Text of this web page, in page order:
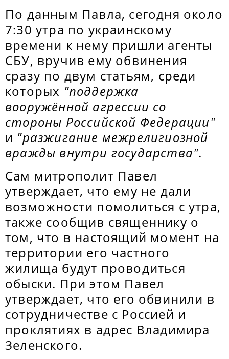
По данным Павла, сегодня около
7:30 утра по украинскому
времени к нему пришли агенты
СБУ, вручив ему обвинения
сразу по двум статьям, среди
которых "поддержка
вооружённой агрессии со
стороны Российской Федерации"
и "разжигание межрелигиозной
вражды внутри государства".
Сам митрополит Павел
утверждает, что ему не дали
возможности помолиться с утра,
также сообщив священнику о
том, что в настоящий момент на
территории его частного
жилища будут проводиться
обыски. При этом Павел
утверждает, что его обвинили в
сотрудничестве с Россией и
проклятиях в адрес Владимира
Зеленского.